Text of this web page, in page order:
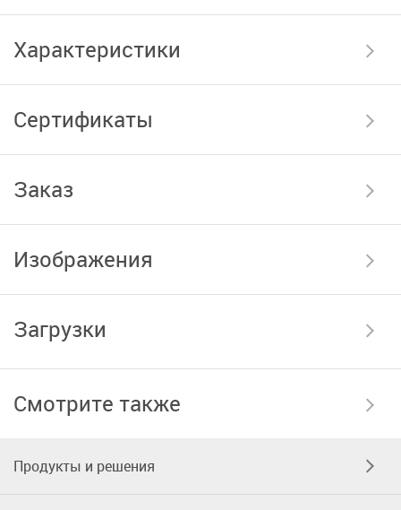
Характеристики
Сертификаты
Заказ
Изображения
Загрузки
Смотрите также
Продукты и решения